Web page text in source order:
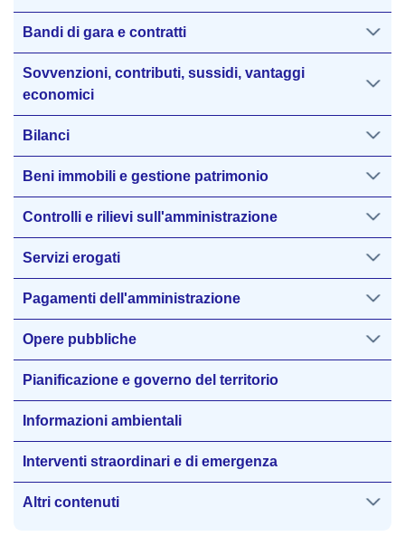
Bandi di gara e contratti
Sovvenzioni, contributi, sussidi, vantaggi
economici
Bilanci
Beni immobili e gestione patrimonio
Controlli e rilievi sull'amministrazione
Servizi erogati
Pagamenti dell'amministrazione
Opere pubbliche
Pianificazione e governo del territorio
Informazioni ambientali
Interventi straordinari e di emergenza
Altri contenuti